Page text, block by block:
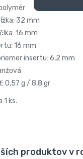
32 mm
16 mm
16 mm
insertu: 6,2 mm
0,57 g / 8,8 gr
1 ks.
produktov v